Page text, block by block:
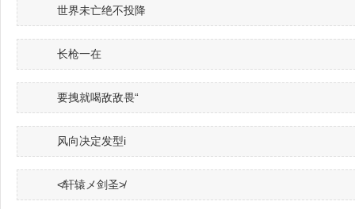
世界未亡绝不投降
长枪一在
要拽就喝敌敌畏“
风向决定发型i
≮轩辕メ剑圣≯